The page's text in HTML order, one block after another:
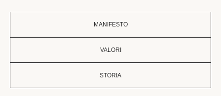
MANIFESTO
VALORI
STORIA